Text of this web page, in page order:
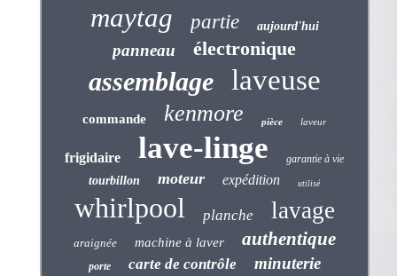
maytag partie aujourd'hui
panneau électronique
assemblage laveuse
commande kenmore pièce laveur
frigidaire lave-linge garantie à vie
tourbillon moteur expédition utilisé
whirlpool planche lavage
araignée machine à laver authentique
porte carte de contrôle minuterie